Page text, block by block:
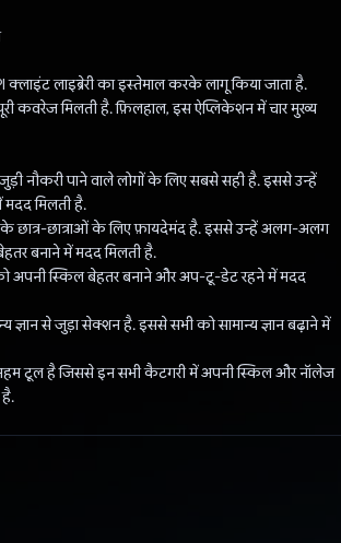
लाइब्रेरी का इस्तेमाल करके लागू किया जाता है.
कवरेज मिलती है. फ़िलहाल, इस ऐप्लिकेशन में चार मुख्य
नौकरी पाने वाले लोगों के लिए सबसे सही है. इससे उन्हें
मिलती है.
छात्र-छात्राओं के लिए फ़ायदेमंद है. इससे उन्हें अलग-अलग
बनाने में मदद मिलती है.
अपनी स्किल बेहतर बनाने और अप-टू-डेट रहने में मदद
ज्ञान से जुड़ा सेक्शन है. इससे सभी को सामान्य ज्ञान बढ़ाने में
टूल है जिससे इन सभी कैटगरी में अपनी स्किल और नॉलेज